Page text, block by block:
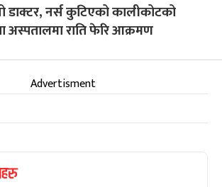
डाक्टर, नर्स कुटिएको कालीकोटको
अस्पतालमा राति फेरि आक्रमण
Advertisment